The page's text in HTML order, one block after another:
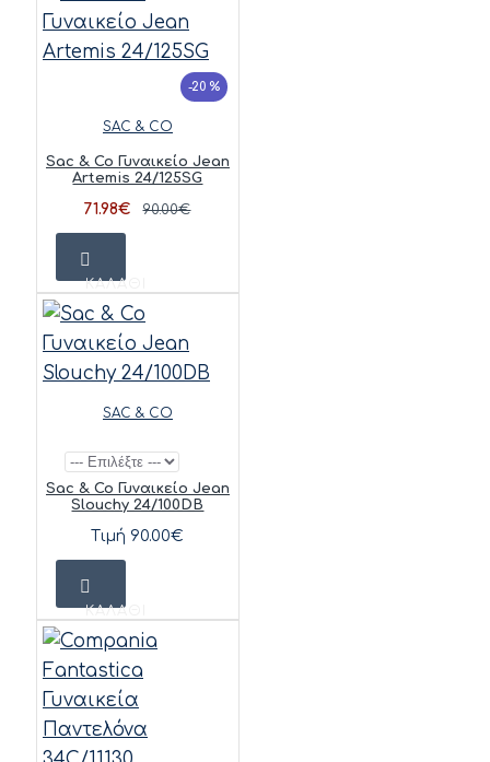
-20 %
SAC & CO
Sac & Co Γυναικείο Jean
Artemis 24/125SG
71.98€ 90.00€
ΚΑΛΆΘΙ
SAC & CO
Sac & Co Γυναικείο Jean
Slouchy 24/100DB
Τιμή 90.00€
ΚΑΛΆΘΙ